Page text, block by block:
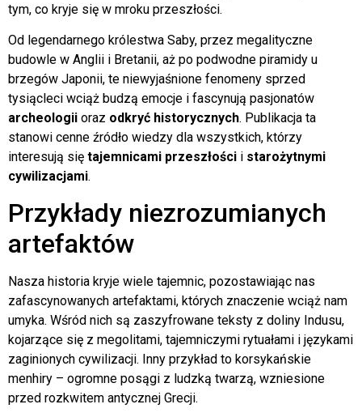
tym, co kryje się w mroku przeszłości.
Od legendarnego królestwa Saby, przez megalityczne
budowle w Anglii i Bretanii, aż po podwodne piramidy u
brzegów Japonii, te niewyjaśnione fenomeny sprzed
tysiącleci wciąż budzą emocje i fascynują pasjonatów
archeologii oraz odkryć historycznych. Publikacja ta
stanowi cenne źródło wiedzy dla wszystkich, którzy
interesują się tajemnicami przeszłości i starożytnymi
cywilizacjami.
Przykłady niezrozumianych
artefaktów
Nasza historia kryje wiele tajemnic, pozostawiając nas
zafascynowanych artefaktami, których znaczenie wciąż nam
umyka. Wśród nich są zaszyfrowane teksty z doliny Indusu,
kojarzące się z megolitami, tajemniczymi rytuałami i językami
zaginionych cywilizacji. Inny przykład to korsykańskie
menhiry – ogromne posągi z ludzką twarzą, wzniesione
przed rozkwitem antycznej Grecji.